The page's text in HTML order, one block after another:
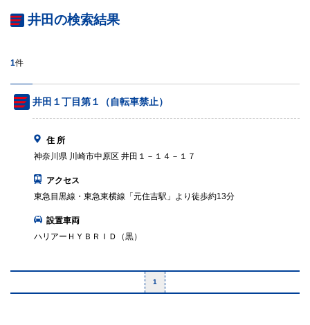
井田の検索結果
1件
井田１丁目第１（自転車禁止）
住 所
神奈川県 川崎市中原区 井田１－１４－１７
アクセス
東急目黒線・東急東横線「元住吉駅」より徒歩約13分
設置車両
ハリアーＨＹＢＲＩＤ（黒）
1